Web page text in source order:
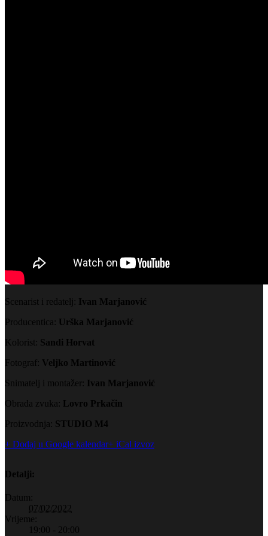
Scenarist i redatelj: Ivan Marjanović
Producentica: Urška Marjanović
Kolorist: Sandi Horvat
Fotograf: Veljko Martinović
Snimatelj i montažer: Ivan Marjanović
Obrada zvuka: Lovro Prkačin
Proizvodnja: STUDIO M4
+ Dodaj u Google kalendar+ iCal izvoz
Detalji:
Datum:
07/02/2022
Vrijeme:
19:00 - 20:00